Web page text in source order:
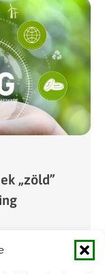
„zöld”